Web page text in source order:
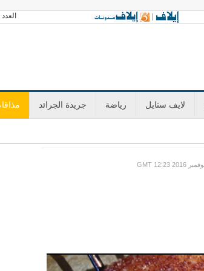
العدد 3601 الخميس 06 أغسطس 2026 آخر تحديث GMT 19:35 |
لايف ستايل رياضة جريدة الجرائد